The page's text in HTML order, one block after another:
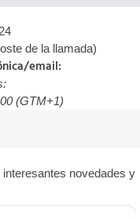
de la llamada)
email:
(GTM+1)
novedades y